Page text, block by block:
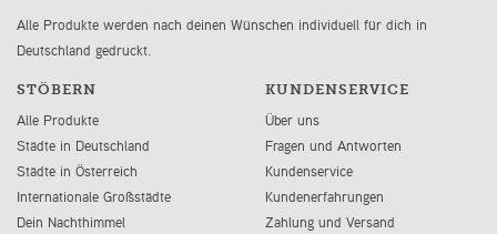
Alle Produkte werden nach deinen Wünschen individuell für dich in
Deutschland gedruckt.
STÖBERN
Alle Produkte
Städte in Deutschland
Städte in Österreich
Internationale Großstädte
Dein Nachthimmel
KUNDENSERVICE
Über uns
Fragen und Antworten
Kundenservice
Kundenerfahrungen
Zahlung und Versand